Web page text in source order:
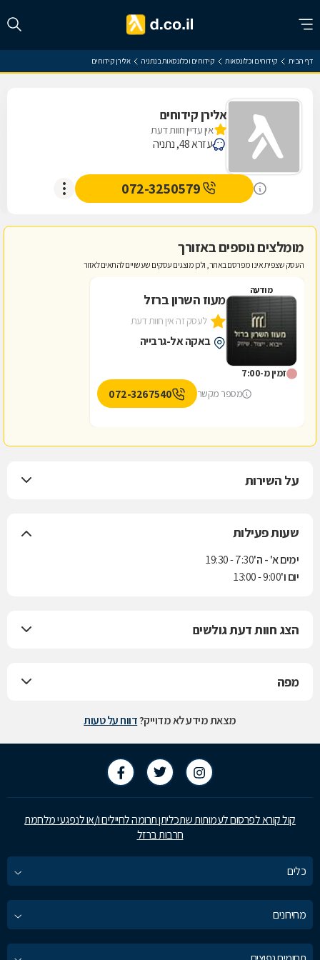
דף הבית קידוחים וכלונסאות קידוחים וכלונסאות בנתניה אלירן קידוחים
אלירן קידוחים
אין עדיין חוות דעת
עזרא 48, נתניה
072-3250579
מומלצים נוספים באזורך
העסק שצפית אינו מפרסם באתר, ולכן מוצגים עסקים שעשויים להתאים לאזור
מודעה
מעוז השרון ברזל
לעסק זה אין חוות דעת
באקה אל-גרבייה
זמין מ-7:00
מספר מקשר
072-3267540
על השירות
שעות פעילות
ימים א' - ה'7:30 - 19:30
יום ו'9:00 - 13:00
הצג חוות דעת גולשים
מפה
מצאת מידע לא מדוייק?דווח על טעות
קול קורא לפרסום לעמותות שתכליתן תרומה לחיילים ו/או לנפגעי מלחמת
חרבות ברזל
כלים
מחירונים